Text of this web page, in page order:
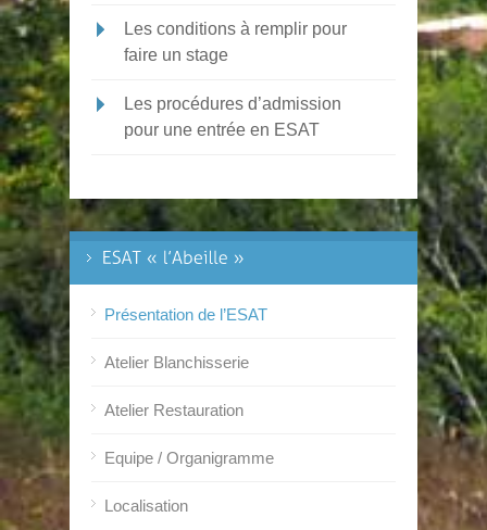
Les conditions à remplir pour
faire un stage
Les procédures d’admission
pour une entrée en ESAT
Présentation de l’ESAT
Atelier Blanchisserie
Atelier Restauration
Equipe / Organigramme
Localisation